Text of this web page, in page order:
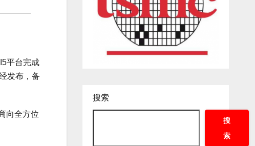
平台完成
发布，备
向全方位
搜索
搜
索